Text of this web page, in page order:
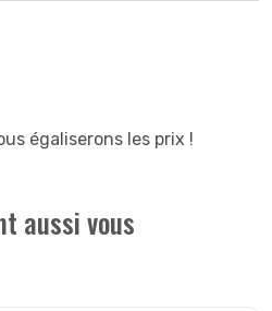
égaliserons les prix !
aussi vous